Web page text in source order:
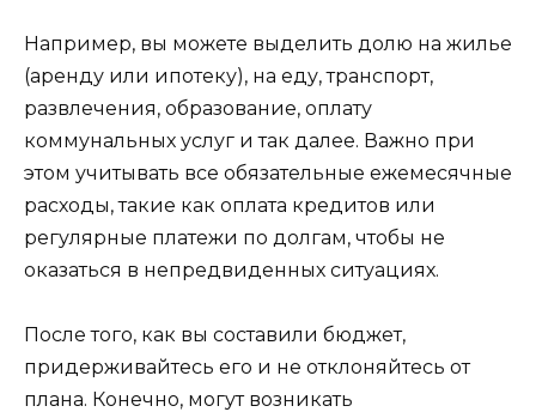
Например, вы можете выделить долю на жилье
(аренду или ипотеку), на еду, транспорт,
развлечения, образование, оплату
коммунальных услуг и так далее. Важно при
этом учитывать все обязательные ежемесячные
расходы, такие как оплата кредитов или
регулярные платежи по долгам, чтобы не
оказаться в непредвиденных ситуациях.
После того, как вы составили бюджет,
придерживайтесь его и не отклоняйтесь от
плана. Конечно, могут возникать